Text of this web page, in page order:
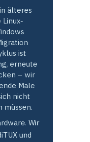
älteres
Linux-
ist
erneute
– wir
Male
nicht
müssen.
Wir
und